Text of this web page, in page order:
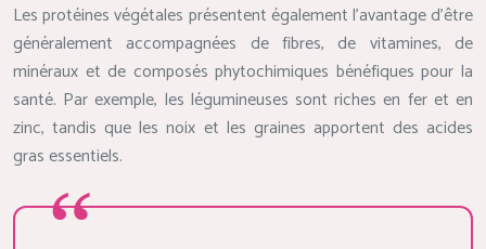
Les protéines végétales présentent également l’avantage d’être
généralement accompagnées de fibres, de vitamines, de
minéraux et de composés phytochimiques bénéfiques pour la
santé. Par exemple, les légumineuses sont riches en fer et en
zinc, tandis que les noix et les graines apportent des acides
gras essentiels.